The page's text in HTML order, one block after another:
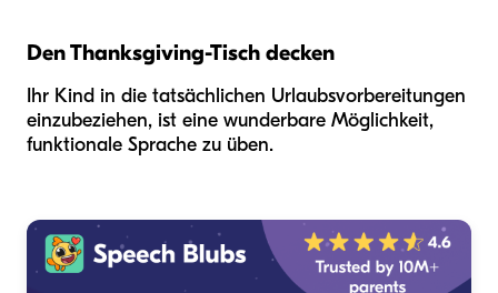
Den Thanksgiving-Tisch decken
Ihr Kind in die tatsächlichen Urlaubsvorbereitungen
einzubeziehen, ist eine wunderbare Möglichkeit,
funktionale Sprache zu üben.